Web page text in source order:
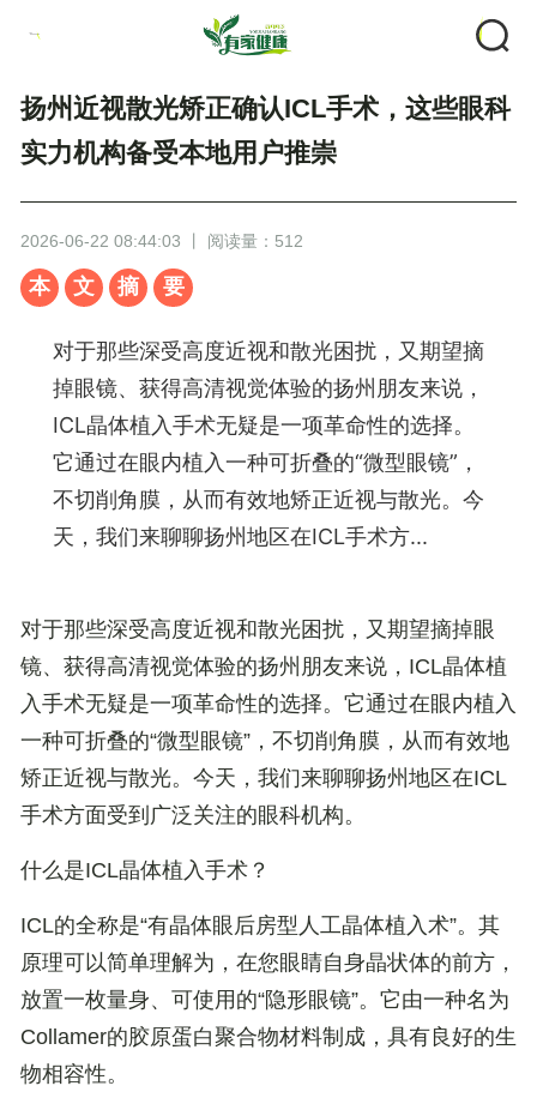
扬州近视散光矫正确认ICL手术，这些眼科
实力机构备受本地用户推崇
2026-06-22 08:44:03 丨 阅读量：512
本 文 摘 要
对于那些深受高度近视和散光困扰，又期望摘
掉眼镜、获得高清视觉体验的扬州朋友来说，
ICL晶体植入手术无疑是一项革命性的选择。
它通过在眼内植入一种可折叠的“微型眼镜”，
不切削角膜，从而有效地矫正近视与散光。今
天，我们来聊聊扬州地区在ICL手术方...
对于那些深受高度近视和散光困扰，又期望摘掉眼
镜、获得高清视觉体验的扬州朋友来说，ICL晶体植
入手术无疑是一项革命性的选择。它通过在眼内植入
一种可折叠的“微型眼镜”，不切削角膜，从而有效地
矫正近视与散光。今天，我们来聊聊扬州地区在ICL
手术方面受到广泛关注的眼科机构。
什么是ICL晶体植入手术？
ICL的全称是“有晶体眼后房型人工晶体植入术”。其
原理可以简单理解为，在您眼睛自身晶状体的前方，
放置一枚量身、可使用的“隐形眼镜”。它由一种名为
Collamer的胶原蛋白聚合物材料制成，具有良好的生
物相容性。